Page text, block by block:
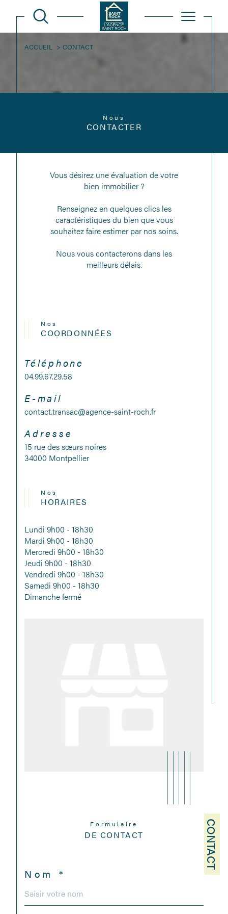
CONTACT
ACCUEIL CONTACT
Nous
CONTACTER
Vous désirez une évaluation de votre
bien immobilier ?
Renseignez en quelques clics les
caractéristiques du bien que vous
souhaitez faire estimer par nos soins.
Nous vous contacterons dans les
meilleurs délais.
Nos
COORDONNÉES
Téléphone
04.99.67.29.58
E-mail
contact.transac@agence-saint-roch.fr
Adresse
15 rue des sœurs noires
34000 Montpellier
Nos
HORAIRES
Lundi 9h00 - 18h30
Mardi 9h00 - 18h30
Mercredi 9h00 - 18h30
Jeudi 9h00 - 18h30
Vendredi 9h00 - 18h30
Samedi 9h00 - 18h30
Dimanche fermé
Formulaire
DE CONTACT
Nom *